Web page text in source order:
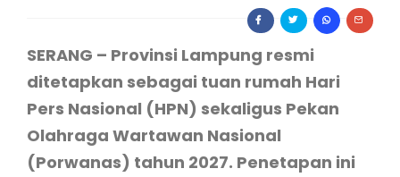
SERANG – Provinsi Lampung resmi
ditetapkan sebagai tuan rumah Hari
Pers Nasional (HPN) sekaligus Pekan
Olahraga Wartawan Nasional
(Porwanas) tahun 2027. Penetapan ini